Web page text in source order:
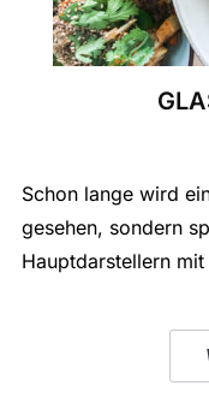
Schon lange wird
gesehen, sondern
Hauptdarstellern mit